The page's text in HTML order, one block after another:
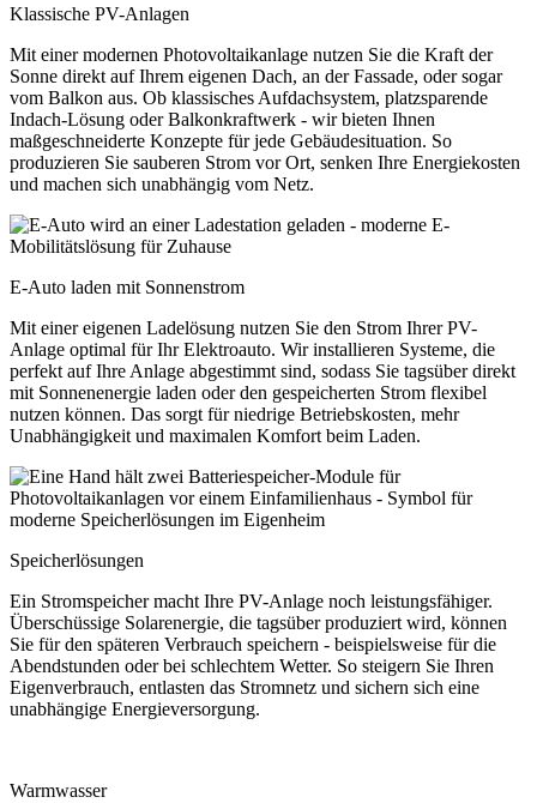
Klassische PV-Anlagen
Mit einer modernen Photovoltaikanlage nutzen Sie die Kraft der
Sonne direkt auf Ihrem eigenen Dach, an der Fassade, oder sogar
vom Balkon aus. Ob klassisches Aufdachsystem, platzsparende
Indach-Lösung oder Balkonkraftwerk - wir bieten Ihnen
maßgeschneiderte Konzepte für jede Gebäudesituation. So
produzieren Sie sauberen Strom vor Ort, senken Ihre Energiekosten
und machen sich unabhängig vom Netz.
E-Auto laden mit Sonnenstrom
Mit einer eigenen Ladelösung nutzen Sie den Strom Ihrer PV-
Anlage optimal für Ihr Elektroauto. Wir installieren Systeme, die
perfekt auf Ihre Anlage abgestimmt sind, sodass Sie tagsüber direkt
mit Sonnenenergie laden oder den gespeicherten Strom flexibel
nutzen können. Das sorgt für niedrige Betriebskosten, mehr
Unabhängigkeit und maximalen Komfort beim Laden.
Speicherlösungen
Ein Stromspeicher macht Ihre PV-Anlage noch leistungsfähiger.
Überschüssige Solarenergie, die tagsüber produziert wird, können
Sie für den späteren Verbrauch speichern - beispielsweise für die
Abendstunden oder bei schlechtem Wetter. So steigern Sie Ihren
Eigenverbrauch, entlasten das Stromnetz und sichern sich eine
unabhängige Energieversorgung.
Warmwasser